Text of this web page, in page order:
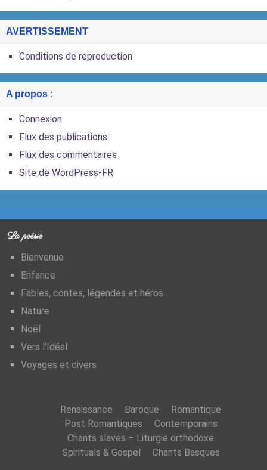
AVERTISSEMENT
Conditions de reproduction
A propos :
Connexion
Flux des publications
Flux des commentaires
Site de WordPress-FR
La poésie
Bienvenue
Enfance
Fables, contes, légendes et héros
Nature
Noël
Vers l’Idéal
Voyages et divers
Renaissance Baroque
Romantique
Post Romantiques
Contemporains
Chants slaves – Liturgie orthodoxe
Spirituals & Gospel
Chants Basques